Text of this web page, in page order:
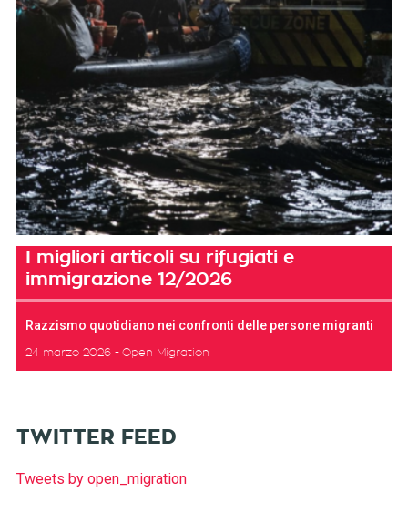
I migliori articoli su rifugiati e
immigrazione 12/2026
Razzismo quotidiano nei confronti delle persone migranti
24 marzo 2026 Open Migration
TWITTER FEED
Tweets by open_migration